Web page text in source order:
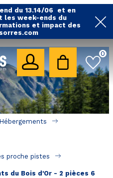
du 13.14/06 et en
les week-ends du
et impact des
0
locations
avec piscine
qualité
mécaniques ( VTT,
proche pistes
du Bois d'Or - 2 pièces 6